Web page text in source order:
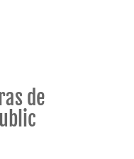
de